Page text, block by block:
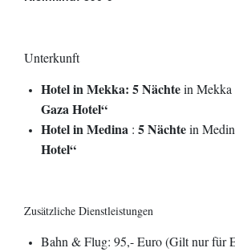
Unterkunft
Hotel in Mekka: 5 Nächtein Mekka
Gaza Hotel“
Hotel in Medina : 5Nächtein
Hotel“
Zusätzliche Dienstleistungen
Bahn & Flug: 95,- Euro (Gilt nur für